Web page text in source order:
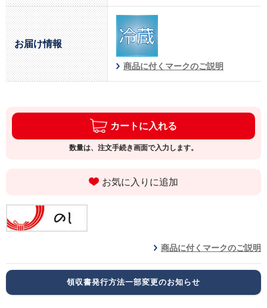
お届け情報
商品に付くマークのご説明
カートに入れる
数量は、注文手続き画面で入力します。
お気に入りに追加
商品に付くマークのご説明
領収書発行方法一部変更のお知らせ